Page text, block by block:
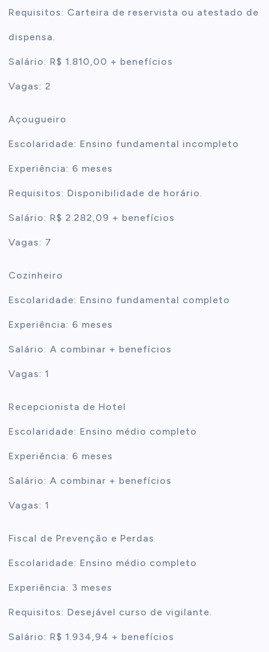
Requisitos: Carteira de reservista ou atestado de
dispensa.
Salário: R$ 1.810,00 + benefícios
Vagas: 2
Açougueiro
Escolaridade: Ensino fundamental incompleto
Experiência: 6 meses
Requisitos: Disponibilidade de horário.
Salário: R$ 2.282,09 + benefícios
Vagas: 7
Cozinheiro
Escolaridade: Ensino fundamental completo
Experiência: 6 meses
Salário: A combinar + benefícios
Vagas: 1
Recepcionista de Hotel
Escolaridade: Ensino médio completo
Experiência: 6 meses
Salário: A combinar + benefícios
Vagas: 1
Fiscal de Prevenção e Perdas
Escolaridade: Ensino médio completo
Experiência: 3 meses
Requisitos: Desejável curso de vigilante.
Salário: R$ 1.934,94 + benefícios